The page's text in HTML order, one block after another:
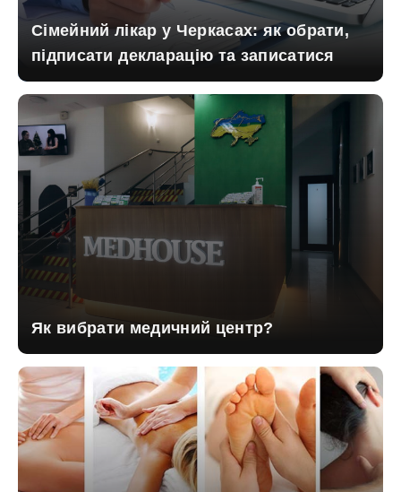
Сімейний лікар у Черкасах: як обрати,
підписати декларацію та записатися
Як вибрати медичний центр?